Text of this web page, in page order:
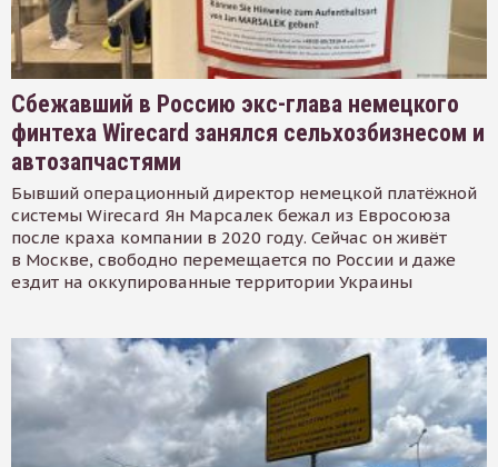
Сбежавший в Россию экс-глава немецкого
финтеха Wirecard занялся сельхозбизнесом и
автозапчастями
Бывший операционный директор немецкой платёжной
системы Wirecard Ян Марсалек бежал из Евросоюза
после краха компании в 2020 году. Сейчас он живёт
в Москве, свободно перемещается по России и даже
ездит на оккупированные территории Украины